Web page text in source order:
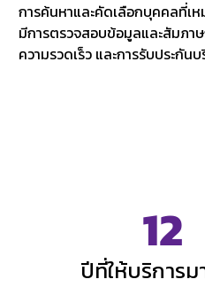
การค้นหาและคัดเลือกบุคคลที่เห
มีการตรวจสอบข้อมูลและสัมภา
ความรวดเร็ว และการรับประกั
12
ปีที่ให้บริการม